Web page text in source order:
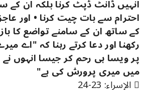
انہیں ڈانٹ ڈپٹ کرنا بلکہ ان کے
احترام سے بات چیت کرنا • اور
کے ساتھ ان کے سامنے تواضع کا
رکھنا اور دعا کرتے رہنا کہ "اے
پر ویسا ہی رحم کر جیسا انہوں
میں میری پرورش کی ہے"
 الإسراء: 23-24